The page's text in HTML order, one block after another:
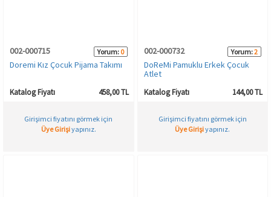
002-000715 Yorum: 0
Doremi Kız Çocuk Pijama Takımı
Katalog Fiyatı 458,00 TL
Girişimci fiyatını görmek için
Üye Girişiyapınız.
002-000732 Yorum:2
DoReMi Pamuklu Erkek Çocuk
Atlet
Katalog Fiyatı 144,00 TL
Girişimci fiyatını görmek için
Üye Girişiyapınız.